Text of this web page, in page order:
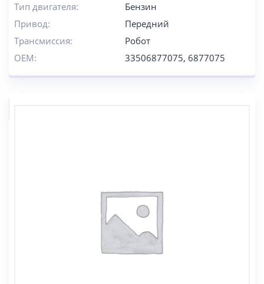
Тип двигателя:
Бензин
Привод:
Передний
Трансмиссия:
Робот
OEM:
33506877075, 6877075